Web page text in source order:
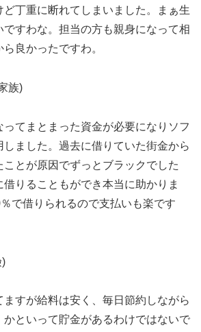
ど丁重に断れてしまいました。まぁ生
すわな。担当の方も親身になって相
良かったですわ。
族)
ってまとまった資金が必要になりソフ
しました。過去に借りていた街金から
とが原因でずっとブラックでした
りることもができ本当に助かりま
で借りられるので支払いも楽です
)
ますが給料は安く、毎日節約しながら
かといって貯金があるわけではないで